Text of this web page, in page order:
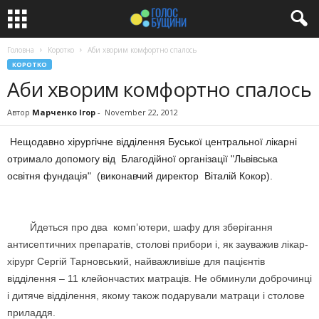
Головна Коротко Аби хворим комфортно спалось
КОРОТКО
Аби хворим комфортно спалось
Автор Марченко Ігор - November 22, 2012
Нещодавно хірургічне відділення Буської центральної лікарні
отримало допомогу від Благодійної організації "Львівська
освітня фундація" (виконавчий директор Віталій Кокор).
Йдеться про два комп’ютери, шафу для зберігання
антисептичних препаратів, столові прибори і, як зауважив лікар-
хірург Сергій Тарновський, найважливіше для пацієнтів
відділення – 11 клейончастих матраців. Не обминули доброчинці
і дитяче відділення, якому також подарували матраци і столове
приладдя.